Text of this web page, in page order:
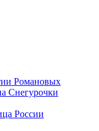
Романовых
Снегурочки
России